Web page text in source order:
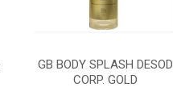
GB BODY SPLASH DESOD
CORP. GOLD